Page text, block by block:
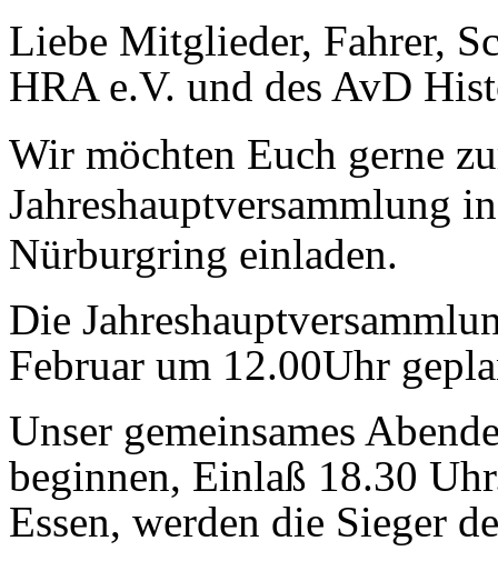
Liebe Mitglieder, Fahrer,
HRA e.V. und des AvD
Wir möchten Euch gerne
Jahreshauptversammlung
Nürburgring einladen.
Die
Februar um 12.00Uhr
Unser gemeinsames
beginnen, Einlaß 18.30
Essen, werden die Sieger